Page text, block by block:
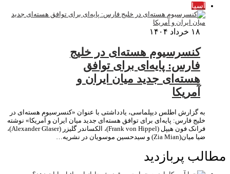
آسیا
۱۸ خرداد ۱۴۰۴
کنسرسیوم هسته‌ای در خلیج
فارس: پایه‌ای برای توافق
هسته‌ای جدید میان ایران و
آمریکا
به گزارش اطلس دیپلماسی، یادداشتی با عنوان «کنسرسیوم هسته‌ای در
خلیج فارس: پایه‌ای برای توافق هسته‌ای جدید میان ایران و آمریکا» نوشته
فرانک فون هیپل (Frank von Hippel)، الکساندر گلیزر (Alexander Glaser)،
ضیا میان(Zia Mian) و سیدحسین موسویان در نشریه…
مطالب پربازدید